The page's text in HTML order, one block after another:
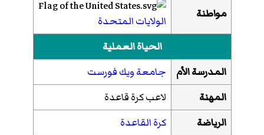
مواطنة
الولايات المتحدة
الحياة العملية
المدرسة الأم
جامعة ويك فورست
المهنة
لاعب كرة قاعدة
الرياضة
كرة القاعدة